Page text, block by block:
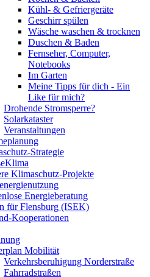
Kühl- & Gefriergeräte
Geschirr spülen
Wäsche waschen & trocknen
Duschen & Baden
Fernseher, Computer,
Notebooks
Im Garten
Meine Tipps für dich - Ein
Like für mich?
Drohende Stromsperre?
Solarkataster
Veranstaltungen
Strategie
Klimaschutz-Projekte
Energieberatung
für Flensburg (ISEK)
Kooperationen
Mobilität
Verkehrsberuhigung Norderstraße
Fahrradstraßen